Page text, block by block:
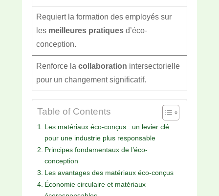
Requiert la formation des employés sur
les meilleures pratiquesd’éco-
conception.
Renforce la collaboration intersectorielle
pour un changement significatif.
Table of Contents
Les matériaux éco-conçus : un levier clé
pour une industrie plus responsable
Principes fondamentaux de l’éco-
conception
Les avantages des matériaux éco-conçus
Économie circulaire et matériaux